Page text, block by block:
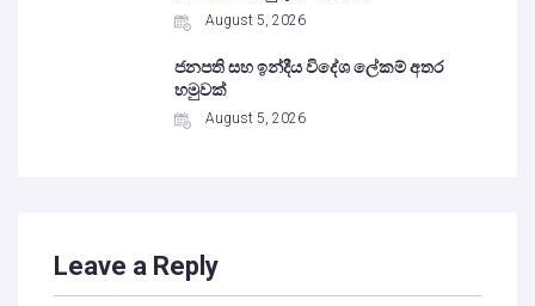
August 5, 2026
ජනපති සහ ඉන්දීය විදේශ ලේකම් අතර
හමුවක්
August 5, 2026
Leave a Reply